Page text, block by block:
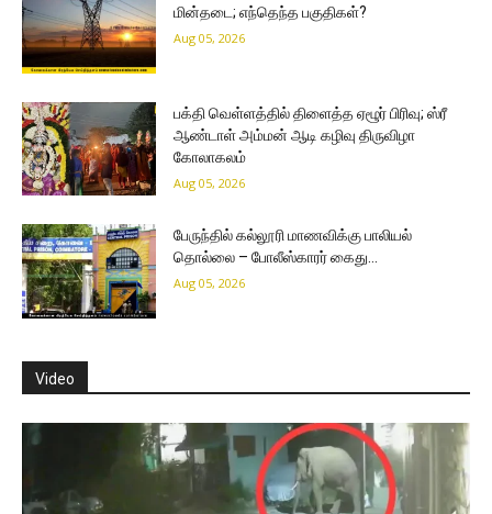
மின்தடை; எந்தெந்த பகுதிகள்?
Aug 05, 2026
பக்தி வெள்ளத்தில் திளைத்த ஏழூர் பிரிவு; ஸ்ரீ
ஆண்டாள் அம்மன் ஆடி கழிவு திருவிழா
கோலாகலம்
Aug 05, 2026
பேருந்தில் கல்லூரி மாணவிக்கு பாலியல்
தொல்லை – போலீஸ்காரர் கைது…
Aug 05, 2026
Video